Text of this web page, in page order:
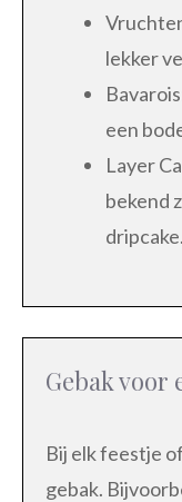
lekker
een
Layer
bekend
dripcake.
Gebak voor
Bij elk feestje
gebak.